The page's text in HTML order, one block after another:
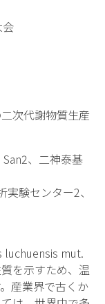
次代謝物質生産
2、二神泰基
実験センター2、
luchuensis mut.
を示すため、温
産業界で古くか